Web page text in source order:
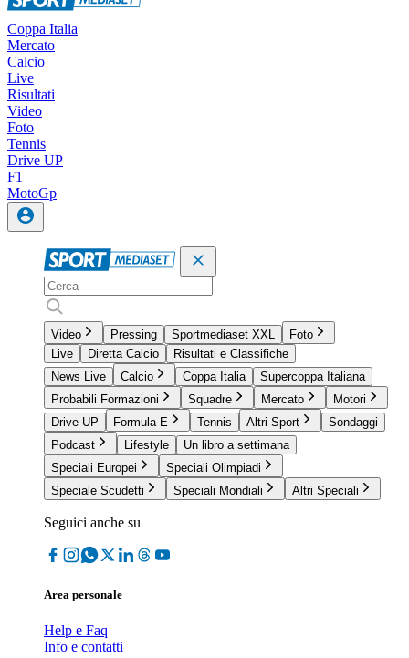
Coppa Italia
Mercato
Calcio
Live
Risultati
Video
Foto
Tennis
Drive UP
F1
MotoGp
Video Pressing Sportmediaset XXL
Foto
Live
Diretta Calcio
Risultati e Classifiche
News Live
Calcio Coppa Italia
Supercoppa Italiana
Probabili Formazioni
Squadre Mercato
Motori
Drive UP
Formula E Tennis Altri Sport
Sondaggi
Podcast
Lifestyle
Un libro a settimana
Speciali Europei
Speciali Olimpiadi
Speciale Scudetti
Speciali Mondiali Altri Speciali
Seguici anche su
Area personale
Help e Faq
Info e contatti